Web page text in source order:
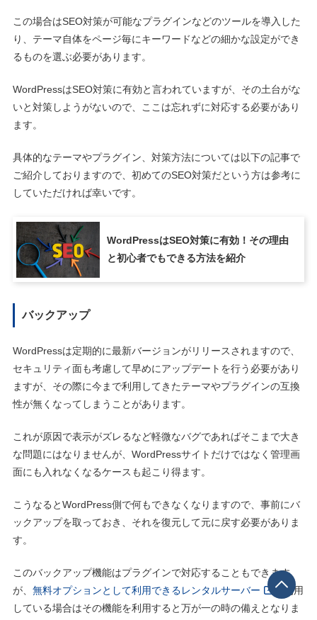
この場合はSEO対策が可能なプラグインなどのツールを導入した
り、テーマ自体をページ毎にキーワードなどの細かな設定ができ
るものを選ぶ必要があります。
WordPressはSEO対策に有効と言われていますが、その土台がな
いと対策しようがないので、ここは忘れずに対応する必要があり
ます。
具体的なテーマやプラグイン、対策方法については以下の記事で
ご紹介しておりますので、初めてのSEO対策だという方は参考に
していただければ幸いです。
WordPressはSEO対策に有効！その理由
と初心者でもできる方法を紹介
バックアップ
WordPressは定期的に最新バージョンがリリースされますので、
セキュリティ面も考慮して早めにアップデートを行う必要があり
ますが、その際に今まで利用してきたテーマやプラグインの互換
性が無くなってしまうことがあります。
これが原因で表示がズレるなど軽微なバグであればそこまで大き
な問題にはなりませんが、WordPressサイトだけではなく管理画
面にも入れなくなるケースも起こり得ます。
こうなるとWordPress側で何もできなくなりますので、事前にバ
ックアップを取っておき、それを復元して元に戻す必要がありま
す。
このバックアップ機能はプラグインで対応することもできます
が、 無料オプションとして利用できるレンタルサーバー
を利用
している場合はその機能を利用すると万が一の時の備えとなりま